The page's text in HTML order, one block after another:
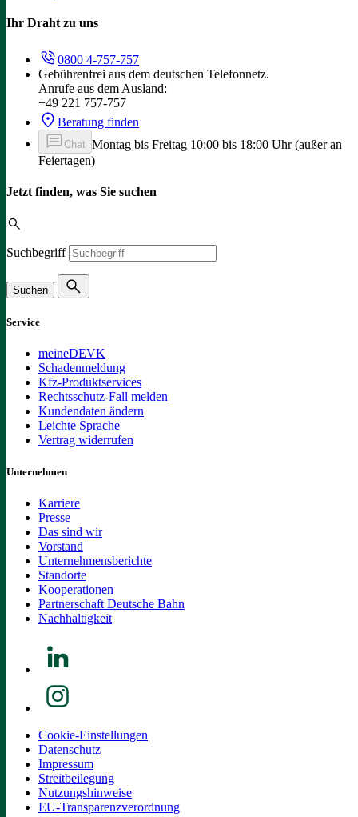
Ihr Draht zu uns
0800 4-757-757
Gebührenfrei aus dem deutschen Telefonnetz.
Anrufe aus dem Ausland:
+49 221 757-757
Beratung finden
Chat Montag bis Freitag 10:00 bis 18:00 Uhr (außer an
Feiertagen)
Jetzt finden, was Sie suchen
Suchbegriff
Suchen
Service
meineDEVK
Schadenmeldung
Kfz-Produktservices
Rechtsschutz-Fall melden
Kundendaten ändern
Leichte Sprache
Vertrag widerrufen
Unternehmen
Karriere
Presse
Das sind wir
Vorstand
Unternehmensberichte
Standorte
Kooperationen
Partnerschaft Deutsche Bahn
Nachhaltigkeit
Cookie-Einstellungen
Datenschutz
Impressum
Streitbeilegung
Nutzungshinweise
EU-Transparenzverordnung